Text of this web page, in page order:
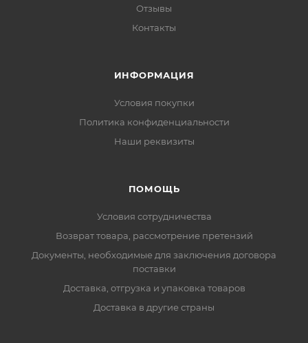
Отзывы
Контакты
ИНФОРМАЦИЯ
Условия покупки
Политика конфиденциальности
Наши реквизиты
ПОМОЩЬ
Условия сотрудничества
Возврат товара, рассмотрение претензий
Документы, необходимые для заключения договора
поставки
Доставка, отгрузка и упаковка товаров
Доставка в другие страны